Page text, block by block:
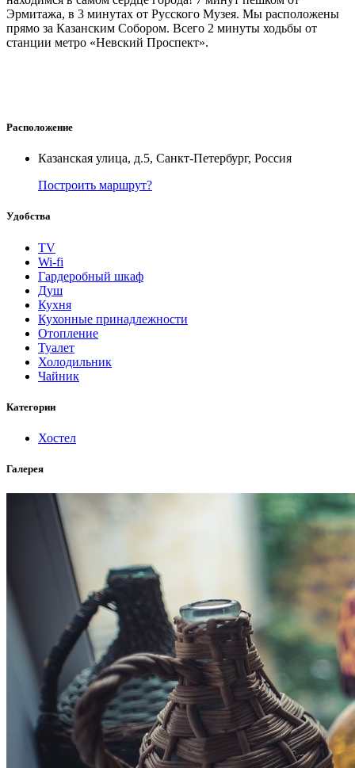
Эрмитажа, в 3 минутах от Русского Музея. Мы расположены
прямо за Казанским Собором. Всего 2 минуты ходьбы от
станции метро «Невский Проспект».
Расположение
Казанская улица, д.5, Санкт-Петербург, Россия
Построить маршрут?
Удобства
TV
Wi-fi
Гардеробный шкаф
Душ
Кухня
Кухонные принадлежности
Отопление
Туалет
Холодильник
Чайник
Категории
Хостел
Галерея